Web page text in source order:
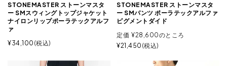
STONEMASTER ストーンマスタ
ー SMスウィングトップジャケット
ナイロンリップポーラテックアルフ
ァ
¥34,100 税込
STONEMASTER ストーンマスタ
ー SMパンツ ポーラテックアルファ
ピグメントダイド
定価 ¥28,600のところ
¥21,450 税込